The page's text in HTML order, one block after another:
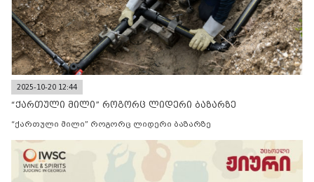
2025-10-20 12:44
“ქართული მილი” როგორც ლიდერი ბაზარზე
“ქართული მილი” როგორც ლიდერი ბაზარზე